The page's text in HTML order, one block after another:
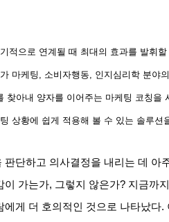
적으로 연계될 때 최대의 효과를 발휘
마케팅 소비자행동 인지심리학 분야
찾아내 양자를 이어주는 마케팅 코칭을
상황에 쉽게 적용해 볼 수 있는 솔루션
판단하고 의사결정을 내리는 데 아
이 가는가, 그렇지 않은가? 지금까
에게 더 호의적인 것으로 나타났다.